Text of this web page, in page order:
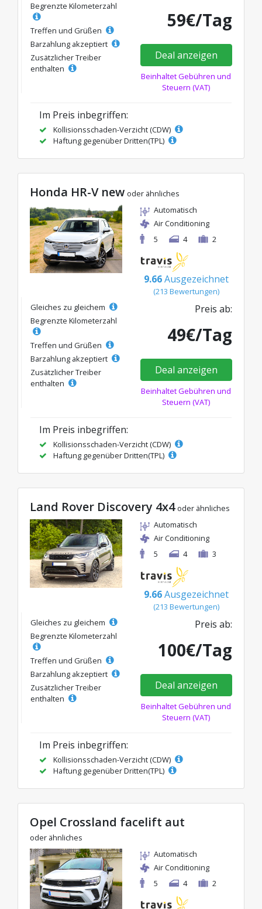
Begrenzte Kilometerzahl
Treffen und Grüßen
Barzahlung akzeptiert
Zusätzlicher Treiber
enthalten
59€/Tag
Deal anzeigen
Beinhaltet Gebühren und
Steuern (VAT)
Im Preis inbegriffen:
Kollisionsschaden-Verzicht (CDW)
Haftung gegenüber Dritten(TPL)
Honda HR-V new oder ähnliches
Automatisch
Air Conditioning
5
4 2
9.66 Ausgezeichnet
(213 Bewertungen)
Gleiches zu gleichem
Begrenzte Kilometerzahl
Treffen und Grüßen
Barzahlung akzeptiert
Zusätzlicher Treiber
enthalten
Preis ab:
49€/Tag
Deal anzeigen
Beinhaltet Gebühren und
Steuern (VAT)
Im Preis inbegriffen:
Kollisionsschaden-Verzicht (CDW)
Haftung gegenüber Dritten(TPL)
Land Rover Discovery 4x4 oder ähnliches
Automatisch
Air Conditioning
5
4 3
9.66 Ausgezeichnet
(213 Bewertungen)
Gleiches zu gleichem
Begrenzte Kilometerzahl
Treffen und Grüßen
Barzahlung akzeptiert
Zusätzlicher Treiber
enthalten
Preis ab:
100€/Tag
Deal anzeigen
Beinhaltet Gebühren und
Steuern (VAT)
Im Preis inbegriffen:
Kollisionsschaden-Verzicht (CDW)
Haftung gegenüber Dritten(TPL)
Opel Crossland facelift aut
oder ähnliches
Automatisch
Air Conditioning
5
4 2